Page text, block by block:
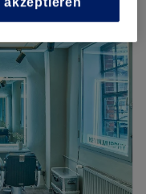
10:00
10:00–19:00
10:00
Friseur, bei dem
kannst?
Friseursalon